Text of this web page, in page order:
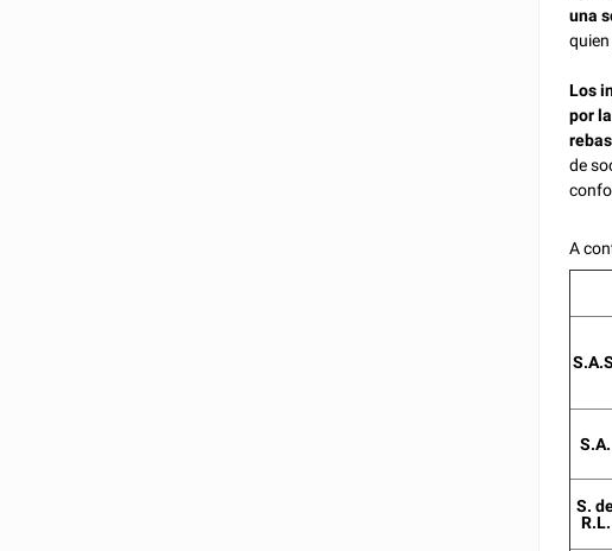
una
Los
por
de
A
S.A.
S.
R.L.